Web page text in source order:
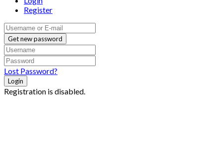
Register
Get new password
Lost Password?
Login
Registration is disabled.